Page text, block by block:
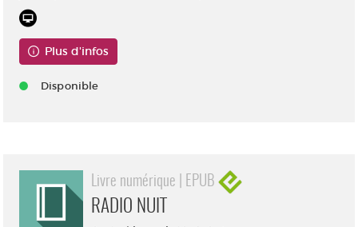
Plus d'infos
Disponible
Livre numérique | EPUB
RADIO NUIT